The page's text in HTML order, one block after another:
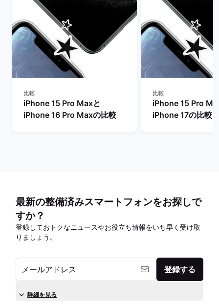
比較
iPhone 15 Pro Maxと
iPhone 16 Pro Maxの比較
比較
iPhone 15 Pro
iPhone 17の比較
最新の整備済みスマートフォンをお探しで
すか？
登録しておトクなニュースやお役立ち情報をいち早く受け取
りましょう。
メールアドレス 登録する
詳細を見る